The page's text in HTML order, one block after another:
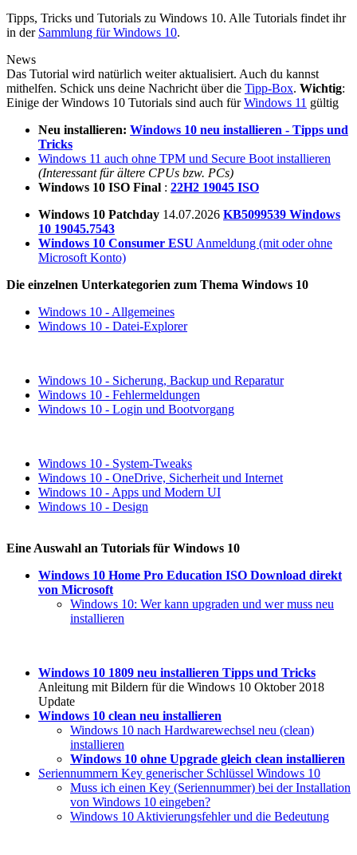
Tipps, Tricks und Tutorials zu Windows 10. Alle Tutorials findet ihr
in der Sammlung für Windows 10.
News
Das Tutorial wird natürlich weiter aktualisiert. Auch du kannst
mithelfen. Schick uns deine Nachricht über die Tipp-Box. Wichtig:
Einige der Windows 10 Tutorials sind auch fürWindows 11 gültig
Neu installieren: Windows 10 neu installieren - Tipps und
Tricks
Windows 11 auch ohne TPM und Secure Boot installieren
(Interessant für ältere CPUs bzw. PCs)
Windows 10 ISO Final : 22H2 19045 ISO
Windows 10 Patchday 14.07.2026 KB5099539 Windows
10 19045.7543
Windows 10 Consumer ESU Anmeldung (mit oder ohne
Microsoft Konto)
Die einzelnen Unterkategorien zum Thema Windows 10
Windows 10 - Allgemeines
Windows 10 - Datei-Explorer
Windows 10 - Sicherung, Backup und Reparatur
Windows 10 - Fehlermeldungen
Windows 10 - Login und Bootvorgang
Windows 10 - System-Tweaks
Windows 10 - OneDrive, Sicherheit und Internet
Windows 10 - Apps und Modern UI
Windows 10 - Design
Eine Auswahl an Tutorials für Windows 10
Windows 10 Home Pro Education ISO Download direkt
von Microsoft
Windows 10: Wer kann upgraden und wer muss neu
installieren
Windows 10 1809 neu installieren Tipps und Tricks
Anleitung mit Bildern für die Windows 10 Oktober 2018
Update
Windows 10 clean neu installieren
Windows 10 nach Hardwarewechsel neu (clean)
installieren
Windows 10 ohne Upgrade gleich clean installieren
Seriennummern Key generischer Schlüssel Windows 10
Muss ich einen Key (Seriennummer) bei der Installation
von Windows 10 eingeben?
Windows 10 Aktivierungsfehler und die Bedeutung